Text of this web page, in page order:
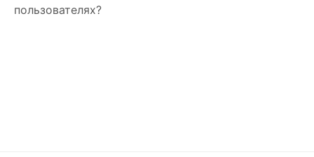
пользователях?